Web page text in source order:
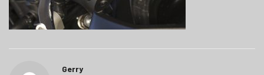
Gerry